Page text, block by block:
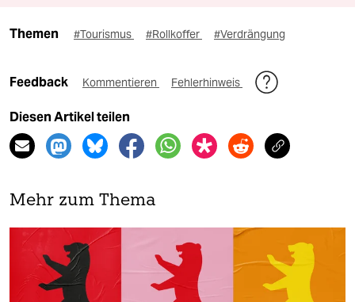
Themen #Tourismus #Rollkoffer #Verdrängung
Feedback Kommentieren Fehlerhinweis
Diesen Artikel teilen
Mehr zum Thema